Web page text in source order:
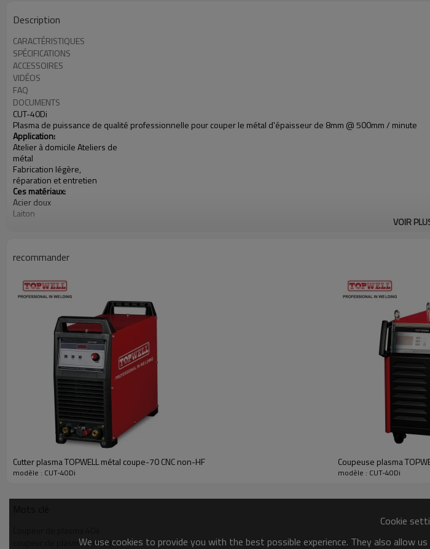
Description
CARACTÉRISTIQUES
SPÉCIFICATIONS
ACCESSOIRES
VIDÉOS
FAQ
DOCUMENTS
CUT-40Di
Plasma de puissance de qualité professionnelle pour couper le métal d'épaisseur de 8mm @ 500mm / minute
Application:
Atelier à domicile Ateliers de
métal
Fabrication légère,
réparation et entretien
Ces matériaux:
Acier doux
Laiton
Gamme d'intensité: 30-60A
250A à 26.5V @ 60% Duty Cycle
Poids: 12KG
VOIR
recommander
Cutter plasma TOPWELL métal coupe-70 CNC non-HF
modèle : CUT-40Di
Coupeuse plasma
modèle : CUT-40Di
coupeur de plasma de main
Cookie
We use cookies to provide you with the best possible experience. They also allow